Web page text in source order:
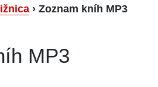
› Zoznam kníh MP3
MP3